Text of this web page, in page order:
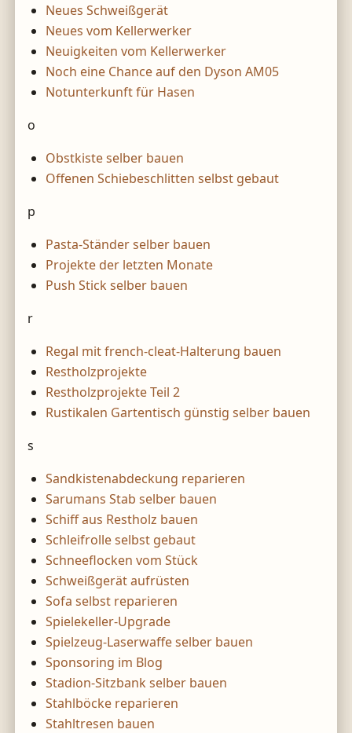
Neues Schweißgerät
Neues vom Kellerwerker
Neuigkeiten vom Kellerwerker
Noch eine Chance auf den Dyson AM05
Notunterkunft für Hasen
o
Obstkiste selber bauen
Offenen Schiebeschlitten selbst gebaut
p
Pasta-Ständer selber bauen
Projekte der letzten Monate
Push Stick selber bauen
r
Regal mit french-cleat-Halterung bauen
Restholzprojekte
Restholzprojekte Teil 2
Rustikalen Gartentisch günstig selber bauen
s
Sandkistenabdeckung reparieren
Sarumans Stab selber bauen
Schiff aus Restholz bauen
Schleifrolle selbst gebaut
Schneeflocken vom Stück
Schweißgerät aufrüsten
Sofa selbst reparieren
Spielekeller-Upgrade
Spielzeug-Laserwaffe selber bauen
Sponsoring im Blog
Stadion-Sitzbank selber bauen
Stahlböcke reparieren
Stahltresen bauen